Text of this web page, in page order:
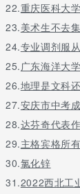
22.重庆医科大
23.美术生不去
24.专业调剂服
25.广东海洋大
26.地理是文科
27.安庆市中考
28.达芬奇代表作
29.主格宾格所
30.氯化锌
31.2022西北工